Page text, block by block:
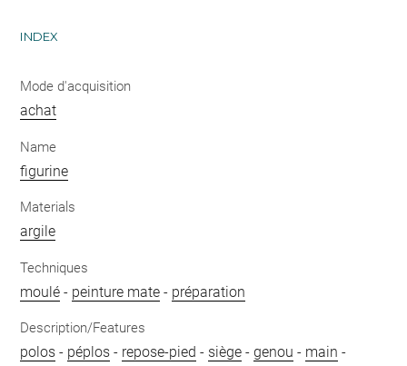
INDEX
Mode d'acquisition
achat
Name
figurine
Materials
argile
Techniques
moulé - peinture mate - préparation
Description/Features
polos - péplos - repose-pied - siège -genou - main -